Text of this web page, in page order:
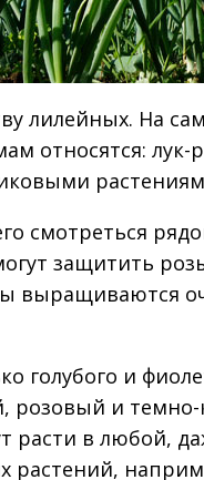
лилейных. На
относятся: лук-
смотреться
защитить
выращиваются
голубого и
розовый и
в любой,